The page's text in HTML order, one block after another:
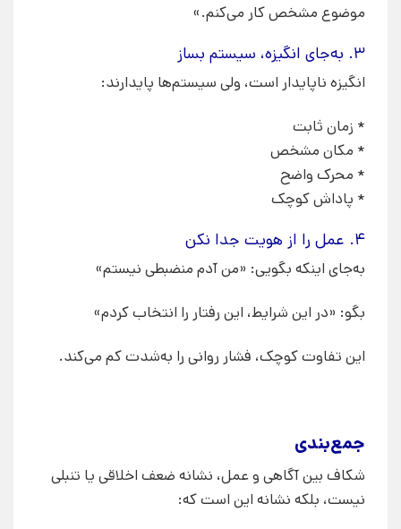
موضوع مشخص کار می‌کنم.»
۳. به‌جای انگیزه، سیستم بساز
انگیزه ناپایدار است، ولی سیستم‌ها پایدارند:
* زمان ثابت
* مکان مشخص
* محرک واضح
* پاداش کوچک
۴. عمل را از هویت جدا نکن
به‌جای اینکه بگویی: «من آدم منضبطی نیستم»
بگو: «در این شرایط، این رفتار را انتخاب کردم»
این تفاوت کوچک، فشار روانی را به‌شدت کم می‌کند.
جمع‌بندی
شکاف بین آگاهی و عمل، نشانه ضعف اخلاقی یا تنبلی
نیست، بلکه نشانه این است که: